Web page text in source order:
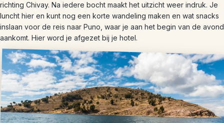
richting Chivay. Na iedere bocht maakt het uitzicht weer indruk. Je
luncht hier en kunt nog een korte wandeling maken en wat snacks
inslaan voor de reis naar Puno, waar je aan het begin van de avond
aankomt. Hier word je afgezet bij je hotel.